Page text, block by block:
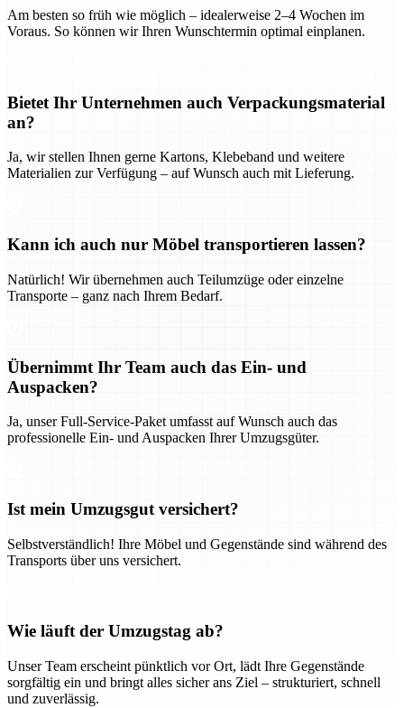
Am besten so früh wie möglich – idealerweise 2–4 Wochen im
Voraus. So können wir Ihren Wunschtermin optimal einplanen.
Bietet Ihr Unternehmen auch Verpackungsmaterial
an?
Ja, wir stellen Ihnen gerne Kartons, Klebeband und weitere
Materialien zur Verfügung – auf Wunsch auch mit Lieferung.
Kann ich auch nur Möbel transportieren lassen?
Natürlich! Wir übernehmen auch Teilumzüge oder einzelne
Transporte – ganz nach Ihrem Bedarf.
Übernimmt Ihr Team auch das Ein- und
Auspacken?
Ja, unser Full-Service-Paket umfasst auf Wunsch auch das
professionelle Ein- und Auspacken Ihrer Umzugsgüter.
Ist mein Umzugsgut versichert?
Selbstverständlich! Ihre Möbel und Gegenstände sind während des
Transports über uns versichert.
Wie läuft der Umzugstag ab?
Unser Team erscheint pünktlich vor Ort, lädt Ihre Gegenstände
sorgfältig ein und bringt alles sicher ans Ziel – strukturiert, schnell
und zuverlässig.